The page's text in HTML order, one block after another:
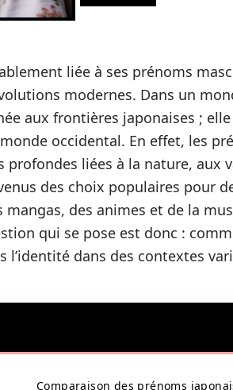
liée à ses prénoms
modernes. Dans un
aux frontières japonaises ;
occidental. En effet, les
liées à la nature, aux
des choix populaires pour
mangas, des animes et de la
qui se pose est donc :
dans des contextes
Comparaison des prénoms